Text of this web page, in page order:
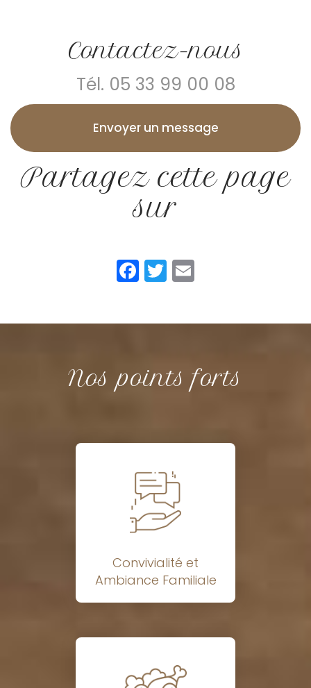
Contactez-nous
Tél. 05 33 99 00 08
Envoyer un message
Partagez cette page
sur
Facebook
Twitter
Nos points forts
Convivialité et
Ambiance Familiale